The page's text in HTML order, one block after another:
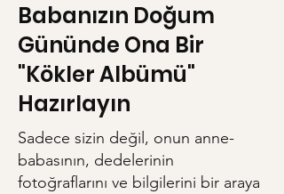
Babanızın Doğum
Gününde Ona Bir
"Kökler Albümü"
Hazırlayın
Sadece sizin değil, onun anne-
babasının, dedelerinin
fotoğraflarını ve bilgilerini bir araya